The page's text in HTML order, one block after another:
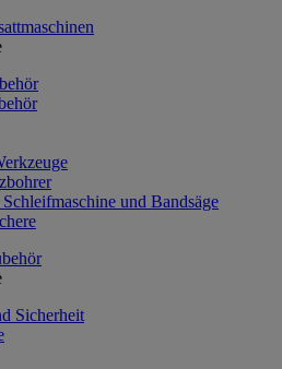
und Bandsäge
Sicherheit